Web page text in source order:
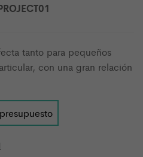
tanto para pequeños
con una gran relación